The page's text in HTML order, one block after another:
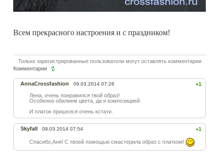
Всем прекрасного настроения и с праздником!
Только зарегистрированные пользователи могут оставлять комментарии
Комментарии
+1
AnnaCrossfashion 09.03.2014 07:26
Лена, очень понравился твой образ!
Особенно обилием цвета, да и композицией.
И платок пришелся очень кстати.
+1
Skyfall 09.03.2014 07:54
Спасибо,Аня! С твоей помощью смастерила образ с платком!